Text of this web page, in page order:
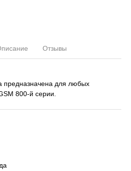
Отзывы
предназначена для любых
800-й серии.